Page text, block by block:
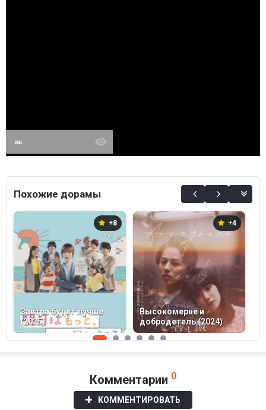
вк
Похожие дорамы
+8
Завтра будет лучше
(2025)
+4
Высокомерие и
добродетель (2024)
Комментарии 0
КОММЕНТИРОВАТЬ